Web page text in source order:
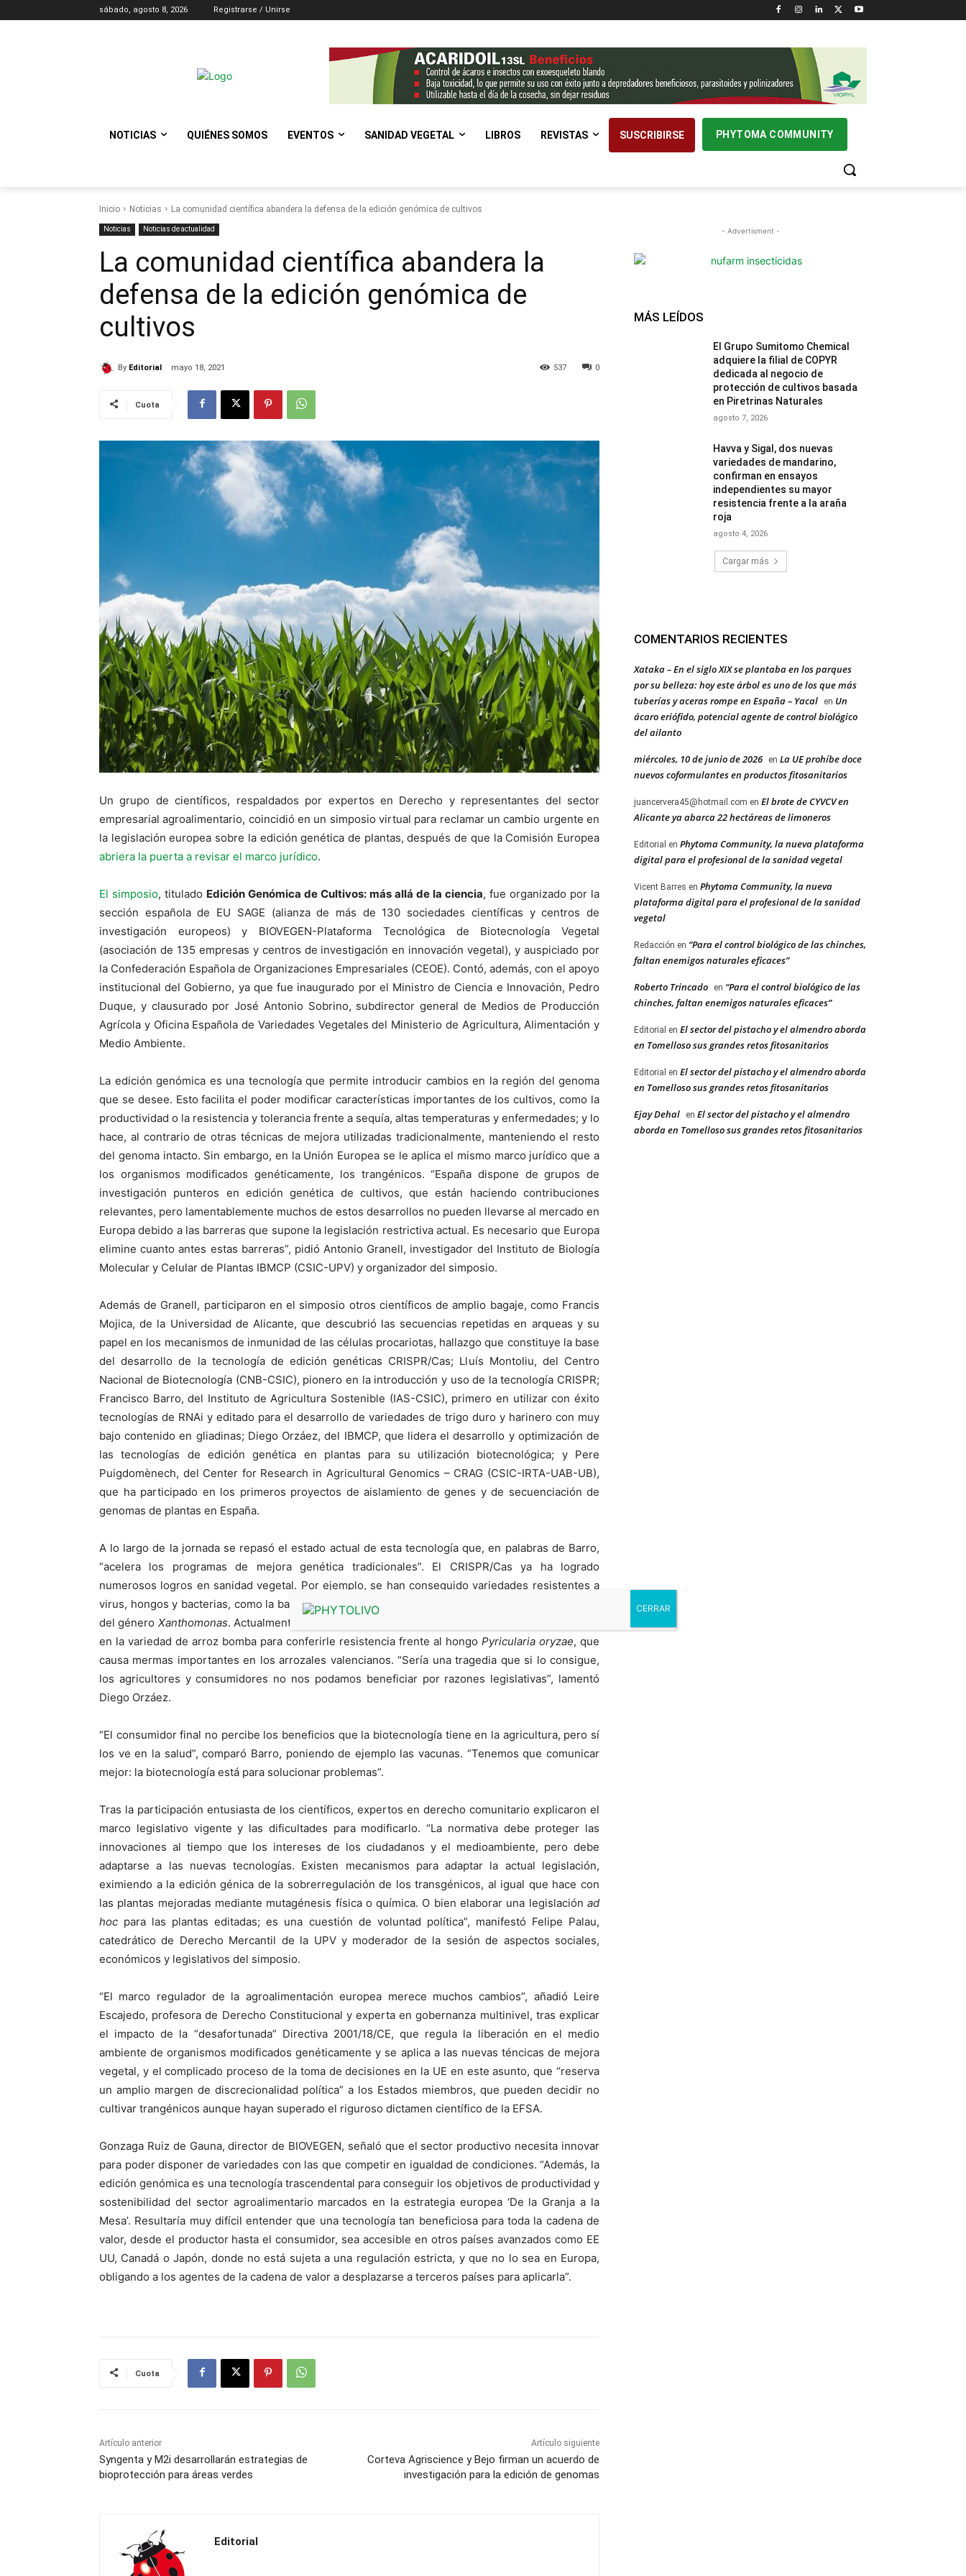
sábado, agosto 8, 2026 Registrarse / Unirse
NOTICIAS QUIÉNES SOMOS EVENTOS SANIDAD VEGETAL LIBROS REVISTAS SUSCRIBIRSE PHYTOMA COMMUNITY
Inicio Noticias La comunidad científica abandera la defensa de la edición genómica de cultivos
Noticias Noticias de actualidad
La comunidad científica abandera la
defensa de la edición genómica de
cultivos
By Editorial mayo 18, 2021 0
537
Cuota
Un grupo de científicos, respaldados por expertos en Derecho y representantes del sector
empresarial agroalimentario, coincidió en un simposio virtual para reclamar un cambio urgente en
la legislación europea sobre la edición genética de plantas, después de que la Comisión Europea
abriera la puerta a revisar el marco jurídico.
El simposio, titulado Edición Genómica de Cultivos: más allá de la ciencia, fue organizado por la
sección española de EU SAGE (alianza de más de 130 sociedades científicas y centros de
investigación europeos) y BIOVEGEN-Plataforma Tecnológica de Biotecnología Vegetal
(asociación de 135 empresas y centros de investigación en innovación vegetal), y auspiciado por
la Confederación Española de Organizaciones Empresariales (CEOE). Contó, además, con el apoyo
institucional del Gobierno, ya que fue inaugurado por el Ministro de Ciencia e Innovación, Pedro
Duque, y clausurado por José Antonio Sobrino, subdirector general de Medios de Producción
Agrícola y Oficina Española de Variedades Vegetales del Ministerio de Agricultura, Alimentación y
Medio Ambiente.
La edición genómica es una tecnología que permite introducir cambios en la región del genoma
que se desee. Esto facilita el poder modificar características importantes de los cultivos, como la
productividad o la resistencia y tolerancia frente a sequía, altas temperaturas y enfermedades; y lo
hace, al contrario de otras técnicas de mejora utilizadas tradicionalmente, manteniendo el resto
del genoma intacto. Sin embargo, en la Unión Europea se le aplica el mismo marco jurídico que a
los organismos modificados genéticamente, los trangénicos. “España dispone de grupos de
investigación punteros en edición genética de cultivos, que están haciendo contribuciones
relevantes, pero lamentablemente muchos de estos desarrollos no pueden llevarse al mercado en
Europa debido a las barreras que supone la legislación restrictiva actual. Es necesario que Europa
elimine cuanto antes estas barreras”, pidió Antonio Granell, investigador del Instituto de Biología
Molecular y Celular de Plantas IBMCP (CSIC-UPV) y organizador del simposio.
Además de Granell, participaron en el simposio otros científicos de amplio bagaje, como Francis
Mojica, de la Universidad de Alicante, que descubrió las secuencias repetidas en arqueas y su
papel en los mecanismos de inmunidad de las células procariotas, hallazgo que constituye la base
del desarrollo de la tecnología de edición genéticas CRISPR/Cas; Lluís Montoliu, del Centro
Nacional de Biotecnología (CNB-CSIC), pionero en la introducción y uso de la tecnología CRISPR;
Francisco Barro, del Instituto de Agricultura Sostenible (IAS-CSIC), primero en utilizar con éxito
tecnologías de RNAi y editado para el desarrollo de variedades de trigo duro y harinero con muy
bajo contenido en gliadinas; Diego Orzáez, del IBMCP, que lidera el desarrollo y optimización de
las tecnologías de edición genética en plantas para su utilización biotecnológica; y Pere
Puigdomènech, del Center for Research in Agricultural Genomics – CRAG (CSIC-IRTA-UAB-UB),
que ha participado en los primeros proyectos de aislamiento de genes y de secuenciación de
genomas de plantas en España.
A lo largo de la jornada se repasó el estado actual de esta tecnología que, en palabras de Barro,
“acelera los programas de mejora genética tradicionales”. El CRISPR/Cas ya ha logrado
numerosos logros en sanidad vegetal. Por ejemplo, se han conseguido variedades resistentes a
virus, hongos y bacterias, como la bacteriosis vascular del arroz o la cancrosis en cítricos, ambos
del género Xanthomonas. Actualmente, el IVIA está desarrollando un proyecto de mejora genética
en la variedad de arroz bomba para conferirle resistencia frente al hongo Pyricularia oryzae, que
causa mermas importantes en los arrozales valencianos. “Sería una tragedia que si lo consigue,
los agricultores y consumidores no nos podamos beneficiar por razones legislativas”, lamentó
Diego Orzáez.
“El consumidor final no percibe los beneficios que la biotecnología tiene en la agricultura, pero sí
los ve en la salud”, comparó Barro, poniendo de ejemplo las vacunas. “Tenemos que comunicar
mejor: la biotecnología está para solucionar problemas”.
Tras la participación entusiasta de los científicos, expertos en derecho comunitario explicaron el
marco legislativo vigente y las dificultades para modificarlo. “La normativa debe proteger las
innovaciones al tiempo que los intereses de los ciudadanos y el medioambiente, pero debe
adaptarse a las nuevas tecnologías. Existen mecanismos para adaptar la actual legislación,
eximiendo a la edición génica de la sobrerregulación de los transgénicos, al igual que hace con
las plantas mejoradas mediante mutagénesis física o química. O bien elaborar una legislación ad
hoc para las plantas editadas; es una cuestión de voluntad política”, manifestó Felipe Palau,
catedrático de Derecho Mercantil de la UPV y moderador de la sesión de aspectos sociales,
económicos y legislativos del simposio.
“El marco regulador de la agroalimentación europea merece muchos cambios”, añadió Leire
Escajedo, profesora de Derecho Constitucional y experta en gobernanza multinivel, tras explicar
el impacto de la “desafortunada” Directiva 2001/18/CE, que regula la liberación en el medio
ambiente de organismos modificados genéticamente y se aplica a las nuevas téncicas de mejora
vegetal, y el complicado proceso de la toma de decisiones en la UE en este asunto, que “reserva
un amplio margen de discrecionalidad política” a los Estados miembros, que pueden decidir no
cultivar trangénicos aunque hayan superado el riguroso dictamen científico de la EFSA.
Gonzaga Ruiz de Gauna, director de BIOVEGEN, señaló que el sector productivo necesita innovar
para poder disponer de variedades con las que competir en igualdad de condiciones. “Además, la
edición genómica es una tecnología trascendental para conseguir los objetivos de productividad y
sostenibilidad del sector agroalimentario marcados en la estrategia europea ‘De la Granja a la
Mesa’. Resultaría muy difícil entender que una tecnología tan beneficiosa para toda la cadena de
valor, desde el productor hasta el consumidor, sea accesible en otros países avanzados como EE
UU, Canadá o Japón, donde no está sujeta a una regulación estricta, y que no lo sea en Europa,
obligando a los agentes de la cadena de valor a desplazarse a terceros países para aplicarla”.
Cuota
Artículo anterior
Syngenta y M2i desarrollarán estrategias de
bioprotección para áreas verdes
Artículo siguiente
Corteva Agriscience y Bejo firman un acuerdo de
investigación para la edición de genomas
Editorial
- Advertisment -
MÁS LEÍDOS
El Grupo Sumitomo Chemical
adquiere la filial de COPYR
dedicada al negocio de
protección de cultivos basada
en Piretrinas Naturales
agosto 7, 2026
Havva y Sigal, dos nuevas
variedades de mandarino,
confirman en ensayos
independientes su mayor
resistencia frente a la araña
roja
agosto 4, 2026
Cargar más
COMENTARIOS RECIENTES
Xataka – En el siglo XIX se plantaba en los parques
por su belleza: hoy este árbol es uno de los que más
tuberías y aceras rompe en España – Yacal
en Un
ácaro eriófido, potencial agente de control biológico
del ailanto
miércoles, 10 de junio de 2026 en La UE prohíbe doce
nuevos coformulantes en productos fitosanitarios
juancervera45@hotmail.com en El brote de CYVCV en
Alicante ya abarca 22 hectáreas de limoneros
Editorial en Phytoma Community, la nueva plataforma
digital para el profesional de la sanidad vegetal
Vicent Barres en Phytoma Community, la nueva
plataforma digital para el profesional de la sanidad
vegetal
Redacción en “Para el control biológico de las chinches,
faltan enemigos naturales eficaces”
Roberto Trincado en “Para el control biológico de las
chinches, faltan enemigos naturales eficaces”
Editorial en El sector del pistacho y el almendro aborda
en Tomelloso sus grandes retos fitosanitarios
Editorial en El sector del pistacho y el almendro aborda
en Tomelloso sus grandes retos fitosanitarios
Ejay Dehal en El sector del pistacho y el almendro
aborda en Tomelloso sus grandes retos fitosanitarios